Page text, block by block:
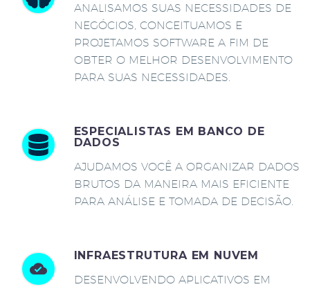
ANALISAMOS SUAS NECESSIDADES DE
NEGÓCIOS, CONCEITUAMOS E
PROJETAMOS SOFTWARE A FIM DE
OBTER O MELHOR DESENVOLVIMENTO
PARA SUAS NECESSIDADES.
ESPECIALISTAS EM BANCO DE
DADOS
AJUDAMOS VOCÊ A ORGANIZAR DADOS
BRUTOS DA MANEIRA MAIS EFICIENTE
PARA ANÁLISE E TOMADA DE DECISÃO.
INFRAESTRUTURA EM NUVEM
DESENVOLVENDO APLICATIVOS EM